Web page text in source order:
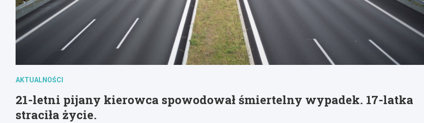
AKTUALNOŚCI
21-letni pijany kierowca spowodował śmiertelny wypadek. 17-latka
straciła życie.